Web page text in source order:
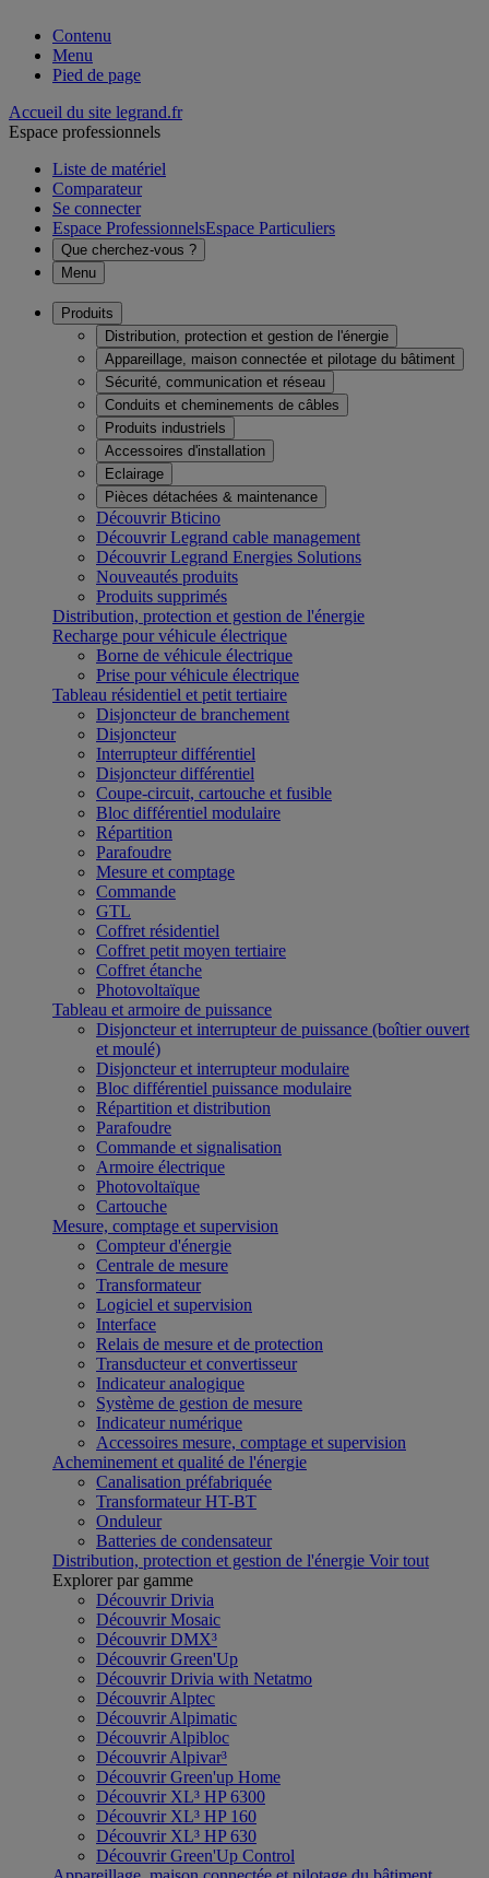
Contenu
Menu
Pied de page
Accueil du site legrand.fr
Espace professionnels
Liste de matériel
Comparateur
Se connecter
Espace ProfessionnelsEspace Particuliers
Que cherchez-vous ?
Menu
Produits
Distribution, protection et gestion de l'énergie
Appareillage, maison connectée et pilotage du bâtiment
Sécurité, communication et réseau
Conduits et cheminements de câbles
Produits industriels
Accessoires d'installation
Eclairage
Pièces détachées & maintenance
Découvrir Bticino
Découvrir Legrand cable management
Découvrir Legrand Energies Solutions
Nouveautés produits
Produits supprimés
Distribution, protection et gestion de l'énergie
Recharge pour véhicule électrique
Borne de véhicule électrique
Prise pour véhicule électrique
Tableau résidentiel et petit tertiaire
Disjoncteur de branchement
Disjoncteur
Interrupteur différentiel
Disjoncteur différentiel
Coupe-circuit, cartouche et fusible
Bloc différentiel modulaire
Répartition
Parafoudre
Mesure et comptage
Commande
GTL
Coffret résidentiel
Coffret petit moyen tertiaire
Coffret étanche
Photovoltaïque
Tableau et armoire de puissance
Disjoncteur et interrupteur de puissance (boîtier ouvert
et moulé)
Disjoncteur et interrupteur modulaire
Bloc différentiel puissance modulaire
Répartition et distribution
Parafoudre
Commande et signalisation
Armoire électrique
Photovoltaïque
Cartouche
Mesure, comptage et supervision
Compteur d'énergie
Centrale de mesure
Transformateur
Logiciel et supervision
Interface
Relais de mesure et de protection
Transducteur et convertisseur
Indicateur analogique
Système de gestion de mesure
Indicateur numérique
Accessoires mesure, comptage et supervision
Acheminement et qualité de l'énergie
Canalisation préfabriquée
Transformateur HT-BT
Onduleur
Batteries de condensateur
Distribution, protection et gestion de l'énergie Voir tout
Explorer par gamme
Découvrir Drivia
Découvrir Mosaic
Découvrir DMX³
Découvrir Green'Up
Découvrir Drivia with Netatmo
Découvrir Alptec
Découvrir Alpimatic
Découvrir Alpibloc
Découvrir Alpivar³
Découvrir Green'up Home
Découvrir XL³ HP 6300
Découvrir XL³ HP 160
Découvrir XL³ HP 630
Découvrir Green'Up Control